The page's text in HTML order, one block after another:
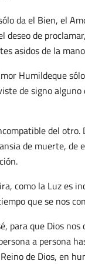
da el Bien, el
deseo de
asidos de la
Humildeque
de signo
del
de muerte,
como la Luz es
que se nos
para que Dios
a persona
de Dios, en